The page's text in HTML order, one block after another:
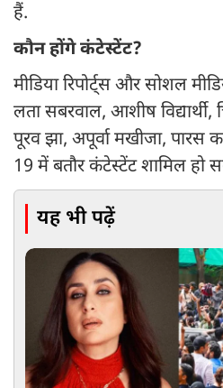
हैं.
कौन होंगे कंटेस्टेंट?
मीडिया रिपोर्ट्स और सोशल
लता सबरवाल, आशीष विद्यार्थी,
पूरव झा, अपूर्वा मखीजा, पारस
19 में बतौर कंटेस्टेंट शामिल हो
यह भी पढ़ें